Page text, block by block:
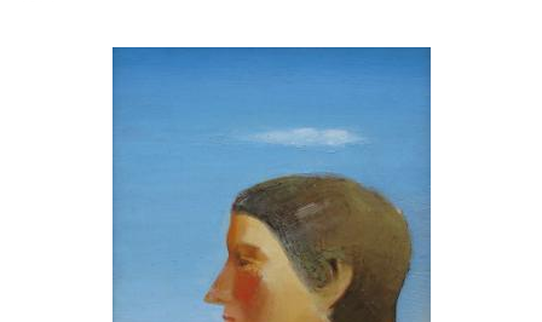
ЧУМАЧЕНКО ІГОР